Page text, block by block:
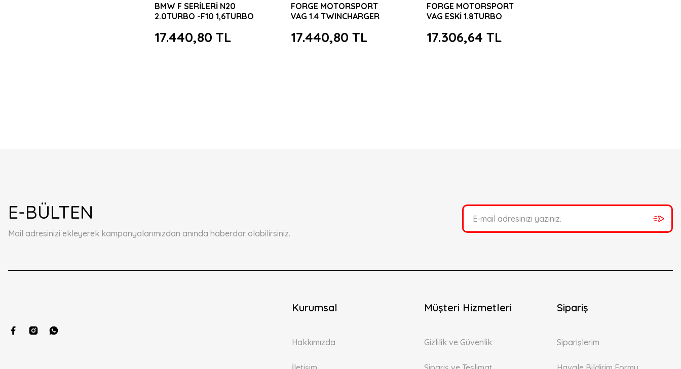
BMW F SERİLERİ N20
2.0TURBO -F10 1,6TURBO
17.440,80 TL
FORGE MOTORSPORT
VAG 1.4 TWINCHARGER
DUMPVALVE
17.440,80 TL
FORGE MOTORSPORT
VAG ESKİ 1.8TURBO
17.306,64 TL
E-BÜLTEN
Mail adresinizi ekleyerek kampanyalarımızdan anında haberdar olabilirsiniz.
Kurumsal
Hakkımızda
Müşteri Hizmetleri
Gizlilik ve Güvenlik
Sipariş
Siparişlerim